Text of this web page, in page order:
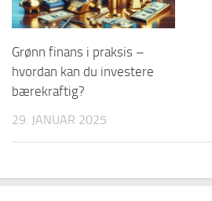
Grønn finans i praksis –
hvordan kan du investere
bærekraftig?
29. JANUAR 2025